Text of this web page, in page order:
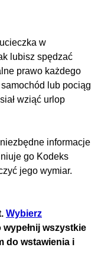
w
lubisz spędzać
prawo każdego
lub pociąg
wziąć urlop
informacje
go Kodeks
jego wymiar.
Wybierz
wypełnij wszystkie
do wstawienia i